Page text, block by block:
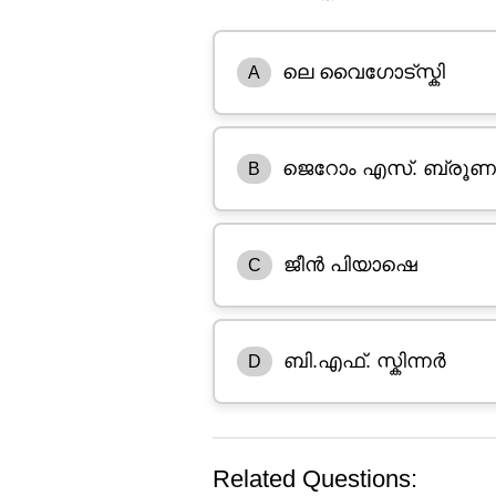
A ലെ വൈഗോട്സ്കി
B ജെറോം എസ്.
C ജീൻ പിയാഷെ
D ബി.എഫ്. സ്കിന്നർ
Related Questions: